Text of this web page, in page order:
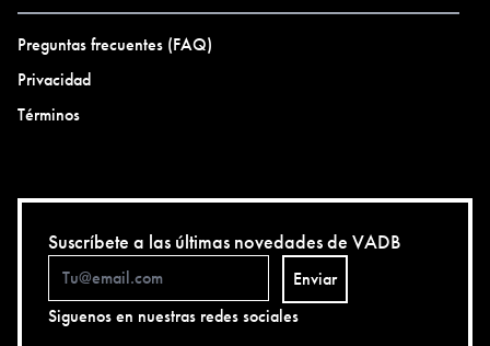
Preguntas frecuentes (FAQ)
Privacidad
Términos
Suscríbete a las últimas novedades de VADB
Enviar
Siguenos en nuestras redes sociales